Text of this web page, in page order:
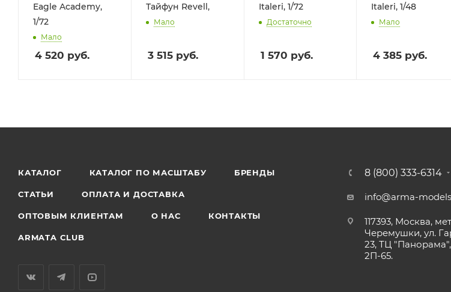
Eagle Academy,
1/72
Мало
4 520 руб.
Тайфун Revell,
Мало
3 515руб.
Italeri, 1/72
Достаточно
1 570 руб.
Italeri, 1/48
Мало
4 385 руб.
КАТАЛОГ КАТАЛОГ ПО МАСШТАБУ БРЕНДЫ
СТАТЬИ ОПЛАТА И ДОСТАВКА
ОПТОВЫМ КЛИЕНТАМ О НАС КОНТАКТЫ
ARMATA CLUB
8 (800) 333-6314
info@arma-
117393, Москва,
Черемушки, ул.
23, ТЦ
2П-65.